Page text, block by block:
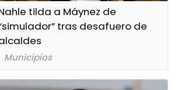
tilda a Máynez de
tras desafuero de
Municipios